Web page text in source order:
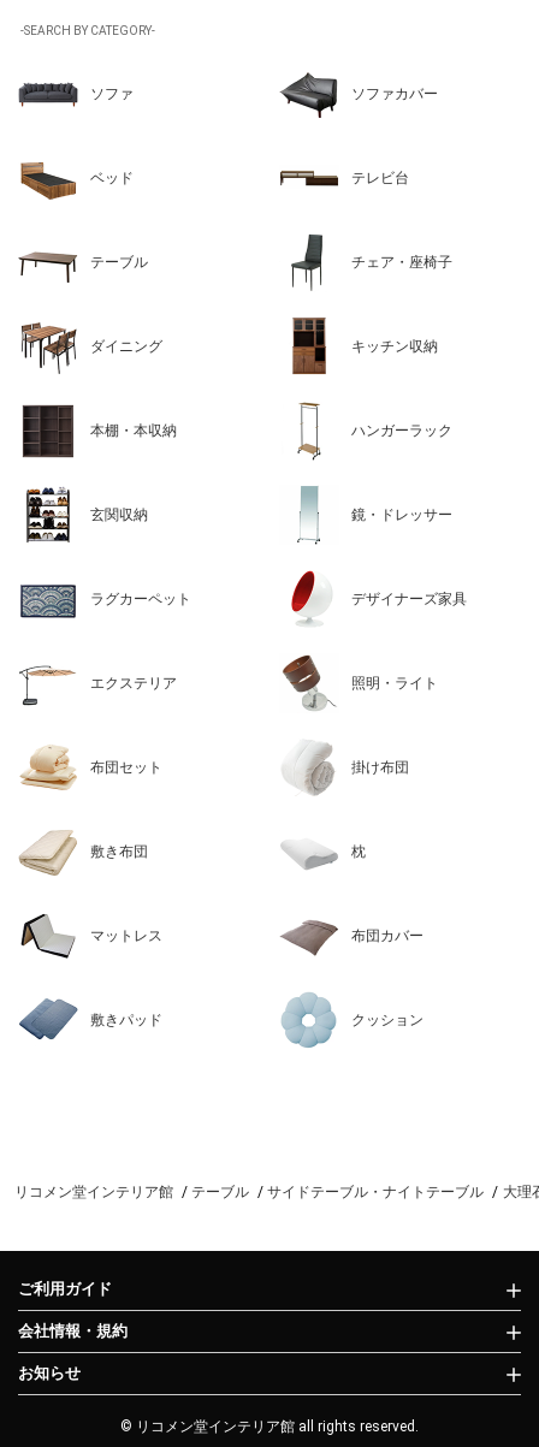
-SEARCH BY CATEGORY-
ソファ ソファカバー
ベッド テレビ台
テーブル チェア・座椅子
ダイニング キッチン収納
本棚・本収納 ハンガーラック
玄関収納 鏡・ドレッサー
ラグカーペット デザイナーズ家具
エクステリア 照明・ライト
布団セット 掛け布団
敷き布団 枕
マットレス 布団カバー
敷きパッド クッション
リコメン堂インテリア館 テーブル サイドテーブル・ナイトテーブル 大理
ご利用ガイド
会社情報・規約
お知らせ
© リコメン堂インテリア館 all rights reserved.